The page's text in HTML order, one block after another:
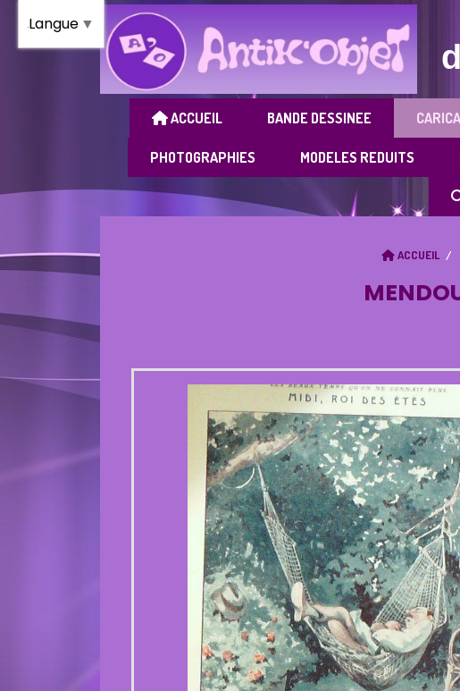
ACCUEIL BANDE DESSINEE
PHOTOGRAPHIES MODELES REDUITS
ACCUEIL
Langue ▼
Panneau de gestion des cookies